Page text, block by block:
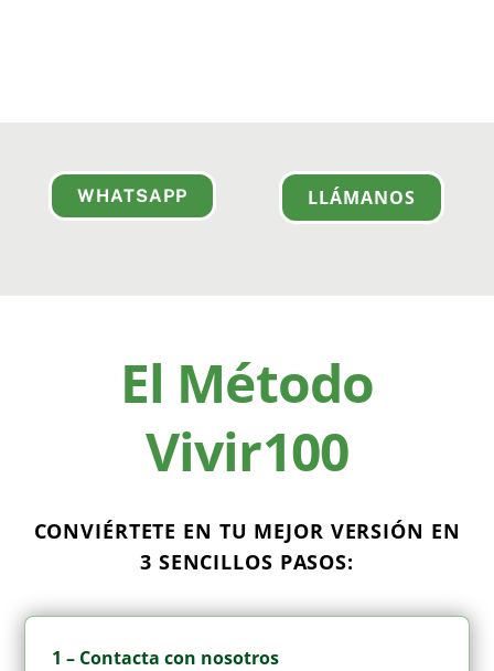
WHATSAPP LLÁMANOS
El Método
Vivir100
CONVIÉRTETE EN TU MEJOR VERSIÓN EN
3 SENCILLOS PASOS:
1 – Contacta con nosotros